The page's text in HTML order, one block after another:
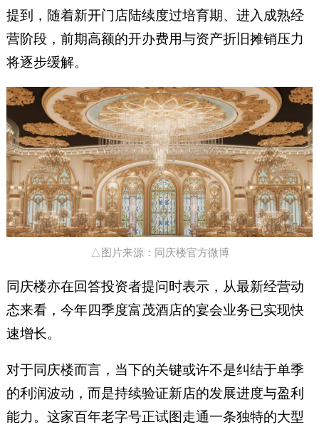
提到，随着新开门店陆续度过培育期、进入成熟经
营阶段，前期高额的开办费用与资产折旧摊销压力
将逐步缓解。
△图片来源：同庆楼官方微博
同庆楼亦在回答投资者提问时表示，从最新经营动
态来看，今年四季度富茂酒店的宴会业务已实现快
速增长。
对于同庆楼而言，当下的关键或许不是纠结于单季
的利润波动，而是持续验证新店的发展进度与盈利
能力。这家百年老字号正试图走通一条独特的大型